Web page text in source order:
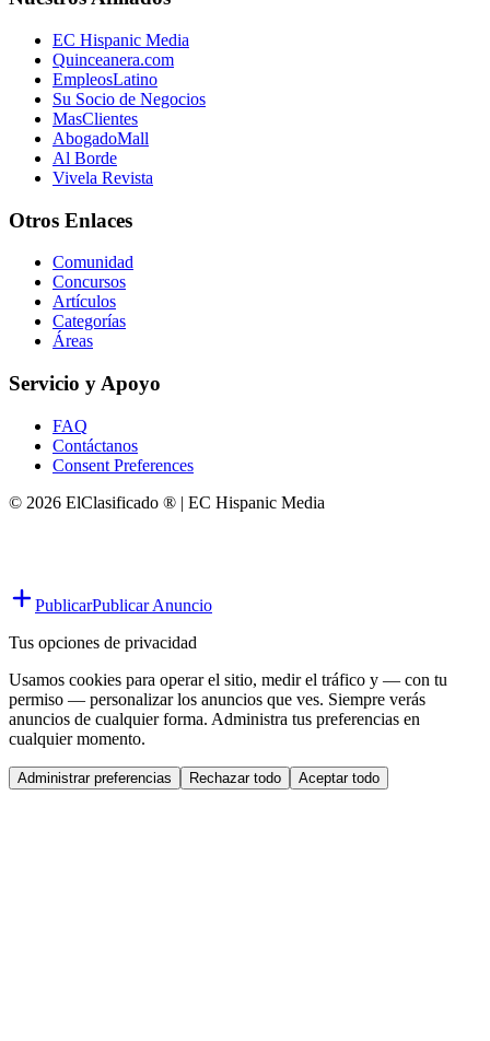
EC Hispanic Media
Quinceanera.com
EmpleosLatino
Su Socio de Negocios
MasClientes
AbogadoMall
Al Borde
Vivela Revista
Otros Enlaces
Comunidad
Concursos
Artículos
Categorías
Áreas
Servicio y Apoyo
FAQ
Contáctanos
Consent Preferences
© 2026 ElClasificado ® | EC Hispanic Media
PublicarPublicar Anuncio
Tus opciones de privacidad
Usamos cookies para operar el sitio, medir el tráfico y — con tu
permiso — personalizar los anuncios que ves. Siempre verás
anuncios de cualquier forma. Administra tus preferencias en
cualquier momento.
Administrar preferencias Rechazar todo Aceptar todo